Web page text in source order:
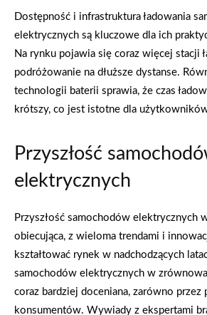
Dostępność i infrastruktura ładowania
elektrycznych są kluczowe dla ich
Na rynku pojawia się coraz więcej stacji
podróżowanie na dłuższe dystanse.
technologii baterii sprawia, że czas
krótszy, co jest istotne dla
Przyszłość
elektrycznych
Przyszłość samochodów elektrycznych
obiecująca, z wieloma trendami i
kształtować rynek w nadchodzących
samochodów elektrycznych w
coraz bardziej doceniana, zarówno przez
konsumentów. Wywiady z ekspertami